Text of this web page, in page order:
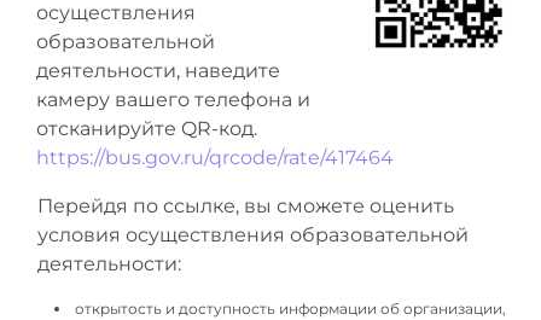
осуществления
образовательной
деятельности, наведите
камеру вашего телефона и
отсканируйте QR-код.
https://bus.gov.ru/qrcode/rate/417464
Перейдя по ссылке, вы сможете оценить
условия осуществления образовательной
деятельности:
открытость и доступность информации об организации,